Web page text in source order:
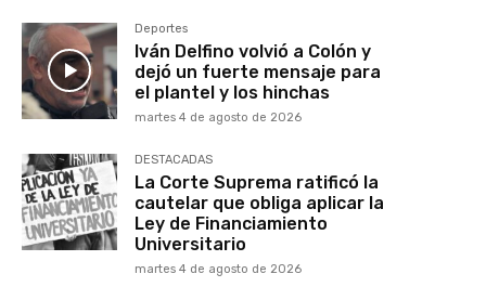
Deportes
Iván Delfino volvió a Colón y
dejó un fuerte mensaje para
el plantel y los hinchas
martes 4 de agosto de 2026
DESTACADAS
La Corte Suprema ratificó la
cautelar que obliga aplicar la
Ley de Financiamiento
Universitario
martes 4 de agosto de 2026